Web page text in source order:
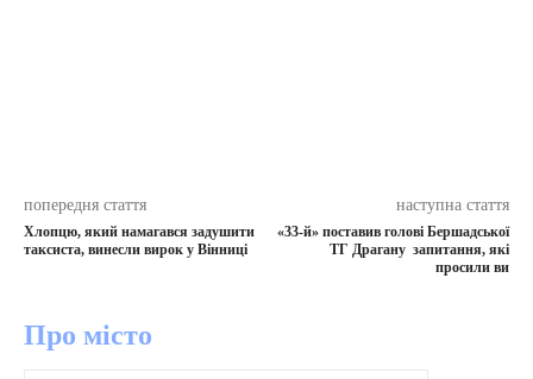
попередня стаття
Хлопцю, який намагався задушити
таксиста, винесли вирок у Вінниці
наступна стаття
«33-й» поставив голові Бершадської
ТГ Драгану запитання, які
просили ви
Про місто